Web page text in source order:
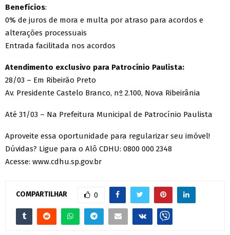
Benefícios:
0% de juros de mora e multa por atraso para acordos e
alterações processuais
Entrada facilitada nos acordos
Atendimento exclusivo para Patrocínio Paulista:
28/03 – Em Ribeirão Preto
Av. Presidente Castelo Branco, nº 2.100, Nova Ribeirânia
Até 31/03 – Na Prefeitura Municipal de Patrocínio Paulista
Aproveite essa oportunidade para regularizar seu imóvel!
Dúvidas? Ligue para o Alô CDHU: 0800 000 2348
Acesse: www.cdhu.sp.gov.br
COMPARTILHAR 0